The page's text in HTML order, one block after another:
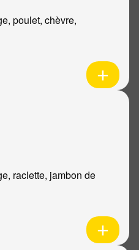
poulet, chèvre,
raclette, jambon de